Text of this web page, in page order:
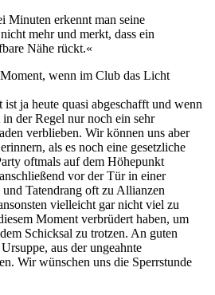
Minuten erkennt man seine
mehr und merkt, dass ein
Nähe rückt.«
wenn im Club das Licht
ja heute quasi abgeschafft und wenn
der Regel nur noch ein sehr
verblieben. Wir können uns aber
als es noch eine gesetzliche
oftmals auf dem Höhepunkt
vor der Tür in einer
Tatendrang oft zu Allianzen
vielleicht gar nicht viel zu
Moment verbrüdert haben, um
Schicksal zu trotzen. An guten
aus der ungeahnte
Wir wünschen uns die Sperrstunde